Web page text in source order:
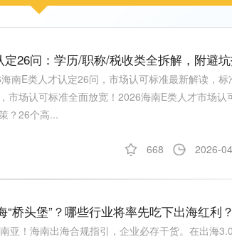
定26问：学历/职称/税收类全拆解，附避
南E类人才认定26问，市场认可标准最新解读，标
市场认可标准全面放宽！2026海南E类人才市场
？26个高...
668 2026-
桥头堡”？哪些行业将率先吃下出海红利？
亚！海南出海合规指引，企业必存干货。在出海